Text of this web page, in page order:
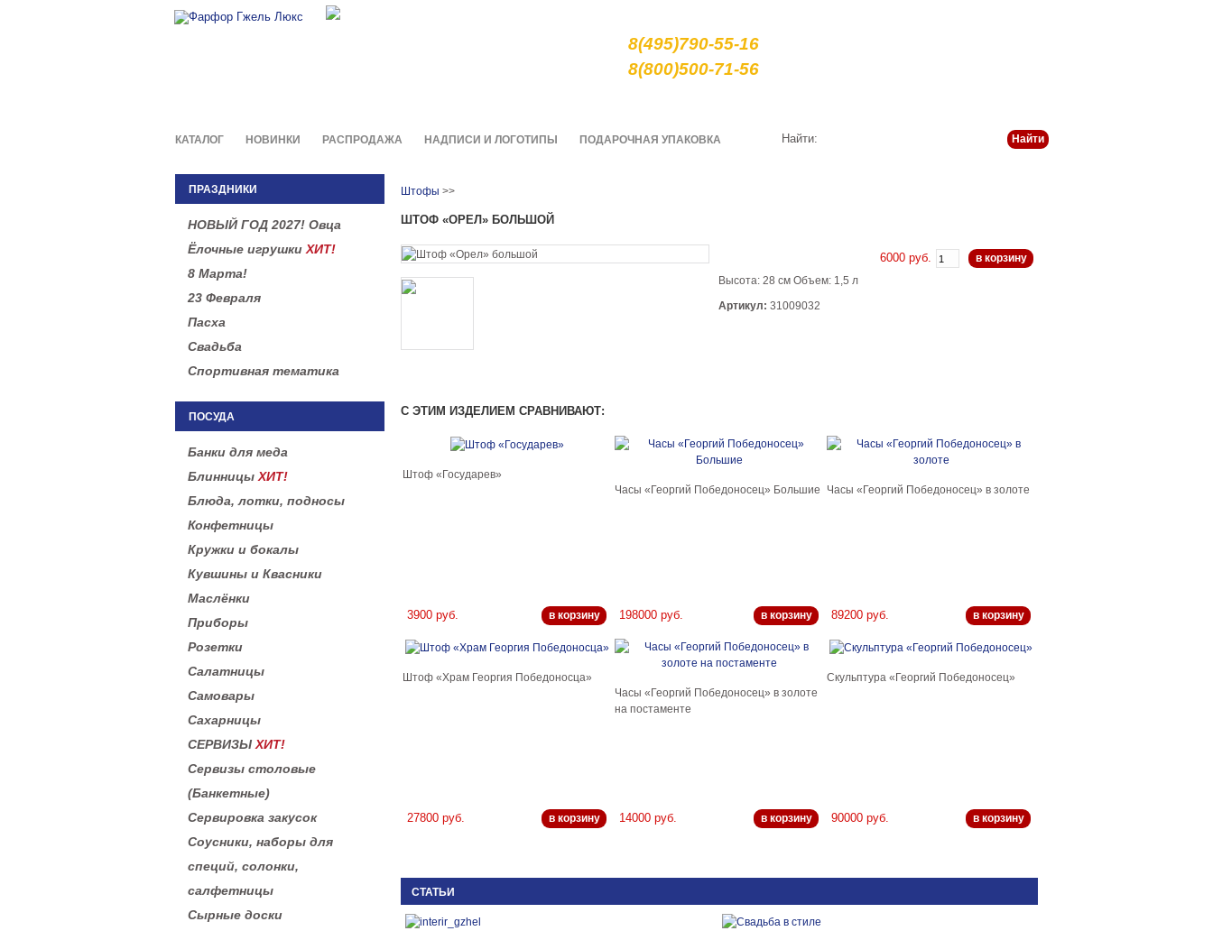
8(495)790-55-16
8(800)500-71-56
КАТАЛОГ НОВИНКИ РАСПРОДАЖА НАДПИСИ И ЛОГОТИПЫ ПОДАРОЧНАЯ УПАКОВКА Найти:
ПРАЗДНИКИ
НОВЫЙ ГОД 2027! Овца
Ёлочные игрушки ХИТ!
8 Марта!
23 Февраля
Пасха
Свадьба
Спортивная тематика
ПОСУДА
Банки для меда
Блинницы ХИТ!
Блюда, лотки, подносы
Конфетницы
Кружки и бокалы
Кувшины и Квасники
Маслёнки
Приборы
Розетки
Салатницы
Самовары
Сахарницы
СЕРВИЗЫ ХИТ!
Сервизы столовые
(Банкетные)
Сервировка закусок
Соусники, наборы для
специй, солонки,
салфетницы
Сырные доски
Штофы >>
ШТОФ «ОРЕЛ» БОЛЬШОЙ
6000 руб.
в корзину
Высота: 28 см Объем: 1,5 л
Артикул: 31009032
С ЭТИМ ИЗДЕЛИЕМ СРАВНИВАЮТ:
Штоф «Государев»
3900 руб. в корзину
Часы «Георгий Победоносец» Большие
198000 руб. в корзину
Часы «Георгий Победоносец» в золоте
89200 руб. в корзину
Штоф «Храм Георгия Победоносца»
27800 руб. в корзину
Часы «Георгий Победоносец» в золоте
на постаменте
14000 руб. в корзину
Скульптура «Георгий Победоносец»
90000 руб. в корзину
СТАТЬИ